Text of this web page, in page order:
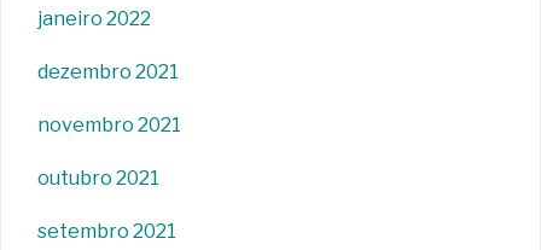
janeiro 2022
dezembro 2021
novembro 2021
outubro 2021
setembro 2021